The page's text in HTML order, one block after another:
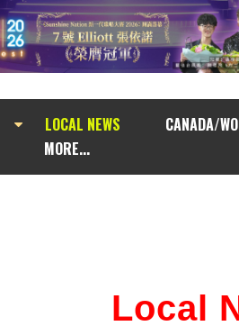
LOCAL NEWS
CANADA/
MORE...
Local